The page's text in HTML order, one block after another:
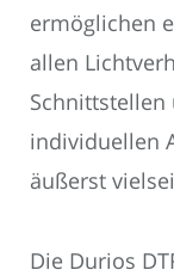
ermöglichen
allen
individuellen
äußerst
Die Durios